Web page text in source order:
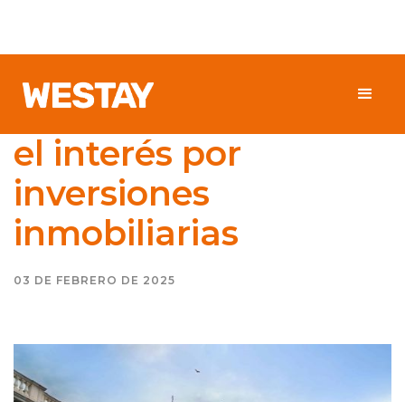
¿Se reactiva el centro
de Santiago? Crece
el interés por
inversiones
inmobiliarias
03 DE FEBRERO DE 2025